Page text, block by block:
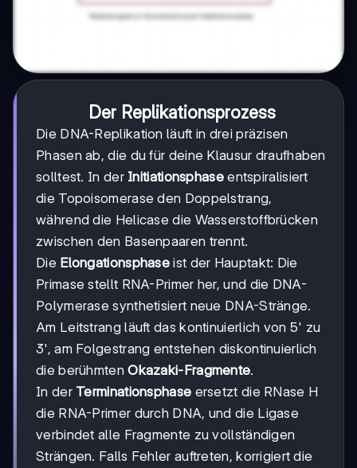
Der Replikationsprozess
Die DNA-Replikation läuft in drei präzisen
Phasen ab, die du für deine Klausur draufhaben
solltest. In der Initiationsphaseentspiralisiert
die Topoisomerase den Doppelstrang,
während die Helicase die Wasserstoffbrücken
zwischen den Basenpaaren trennt.
Die Elongationsphase ist der Hauptakt: Die
Primase stellt RNA-Primer her, und die DNA-
Polymerase synthetisiert neue DNA-Stränge.
Am Leitstrang läuft das kontinuierlich von 5' zu
3', am Folgestrang entstehen diskontinuierlich
die berühmtenOkazaki-Fragmente.
In der Terminationsphase ersetzt die RNase H
die RNA-Primer durch DNA, und die Ligase
verbindet alle Fragmente zu vollständigen
Strängen. Falls Fehler auftreten, korrigiert die